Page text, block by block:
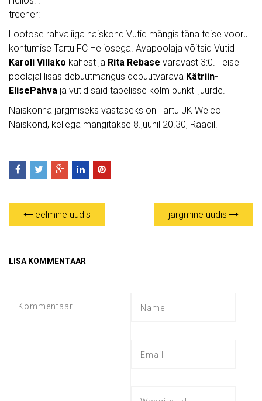
treener:
Lootose rahvaliiga naiskond Vutid mängis täna teise vooru
kohtumise Tartu FC Heliosega. Avapoolaja võitsid Vutid
Karoli Villako kahest ja Rita Rebase väravast 3:0. Teisel
poolajal lisas debüütmängus debüütvärava Kätriin-
ElisePahva ja vutid said tabelisse kolm punkti juurde.
Naiskonna järgmiseks vastaseks on Tartu JK Welco
Naiskond, kellega mängitakse 8.juunil 20.30, Raadil.
eelmine uudis järgmine uudis
LISA KOMMENTAAR